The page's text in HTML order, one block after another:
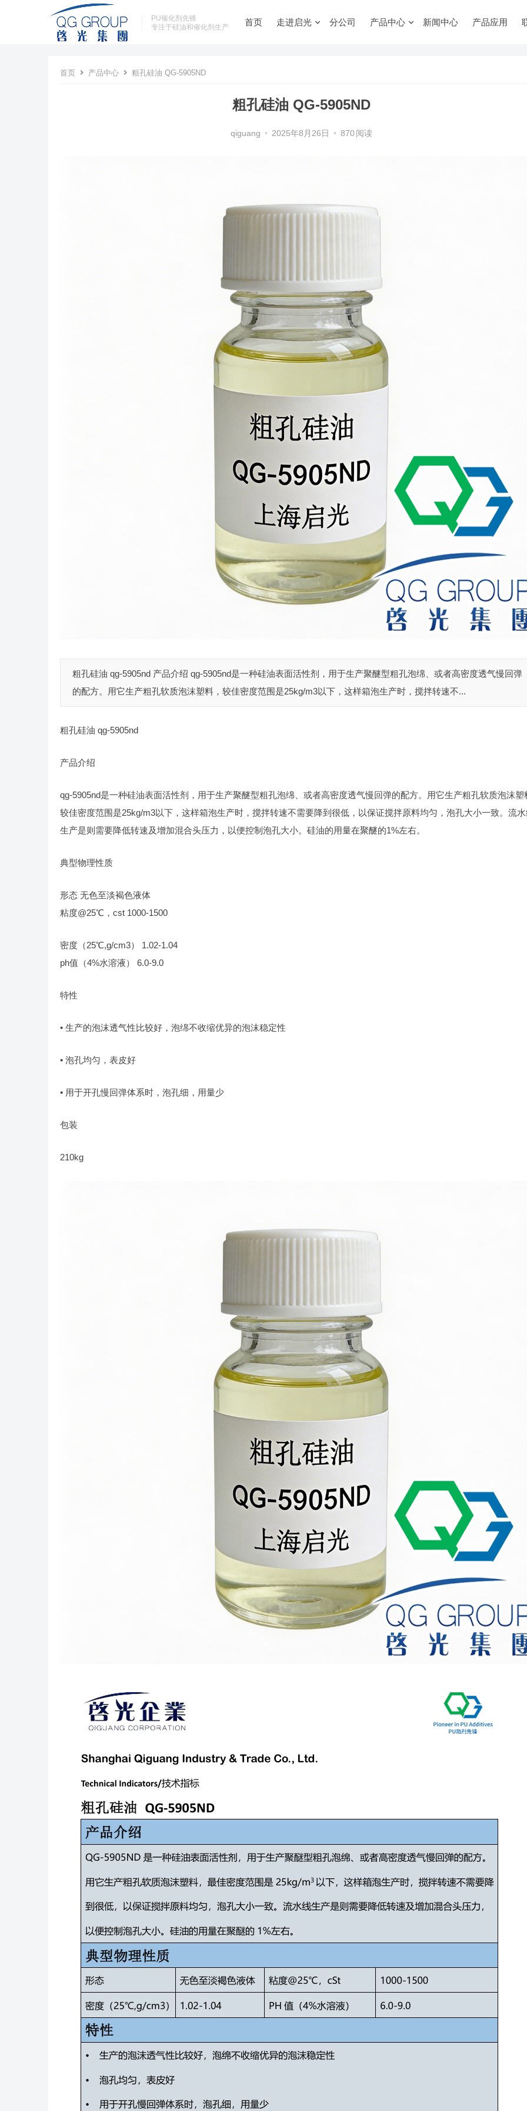
PU催化剂先锋
专注于硅油和催化剂生产
首页 走进启光 分公司 产品中心 新闻中心 产品应用
首页 产品中心 粗孔硅油 QG-5905ND
粗孔硅油 QG-5905ND
qiguang • 2025年8月26日 • 870 阅读
粗孔硅油 qg-5905nd 产品介绍 qg-5905nd是一种硅油表面活性剂，用于生产聚醚型粗孔泡绵、或者高密度透气慢回弹
的配方。用它生产粗孔软质泡沫塑料，较佳密度范围是25kg/m3以下，这样箱泡生产时，搅拌转速不...
粗孔硅油 qg-5905nd
产品介绍
qg-5905nd是一种硅油表面活性剂，用于生产聚醚型粗孔泡绵、或者高密度透气慢回弹的配方。用它生产粗孔软质泡沫塑
较佳密度范围是25kg/m3以下，这样箱泡生产时，搅拌转速不需要降到很低，以保证搅拌原料均匀，泡孔大小一致。流
生产是则需要降低转速及增加混合头压力，以便控制泡孔大小。硅油的用量在聚醚的1%左右。
典型物理性质
形态 无色至淡褐色液体
粘度@25℃，cst 1000-1500
密度（25℃,g/cm3） 1.02-1.04
ph值（4%水溶液） 6.0-9.0
特性
• 生产的泡沫透气性比较好，泡绵不收缩优异的泡沫稳定性
• 泡孔均匀，表皮好
• 用于开孔慢回弹体系时，泡孔细，用量少
包装
210kg